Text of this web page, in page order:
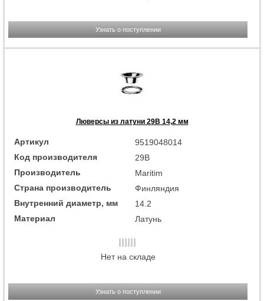
Узнать о поступлении
Люверсы из латуни 29B 14,2 мм
Артикул
9519048014
Код производителя
29B
Производитель
Maritim
Страна производитель
Финляндия
Внутренний диаметр, мм
14.2
Материал
Латунь
Нет на складе
Узнать о поступлении